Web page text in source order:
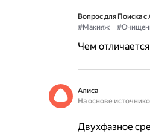
Вопрос для Поиска с
#Макияж
Чем
Алиса
На основе
Двухфазное